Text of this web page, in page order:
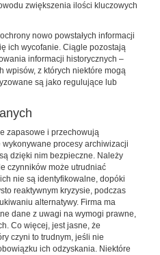
zwiększenia ilości kluczowych
nowo powstałych informacji
ich wycofanie. Ciągle pozostają
informacji historycznych –
wpisów, z których niektóre mogą
są jako regulujące lub
zapasowe i przechowują
procesy archiwizacji
dzięki nim bezpieczne. Należy
czynników może utrudniać
nie są identyfikowalne, dopóki
reaktywnym kryzysie, podczas
alternatywy. Firma ma
dane z uwagi na wymogi prawne,
Co więcej, jest jasne, że
czyni to trudnym, jeśli nie
ich odzyskania. Niektóre